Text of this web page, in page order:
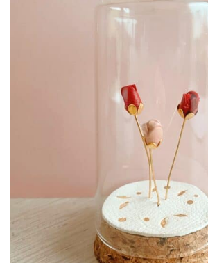
Plusieurs
Peuvent
Être
Choisies
Sur
La
Page
Du
Produit